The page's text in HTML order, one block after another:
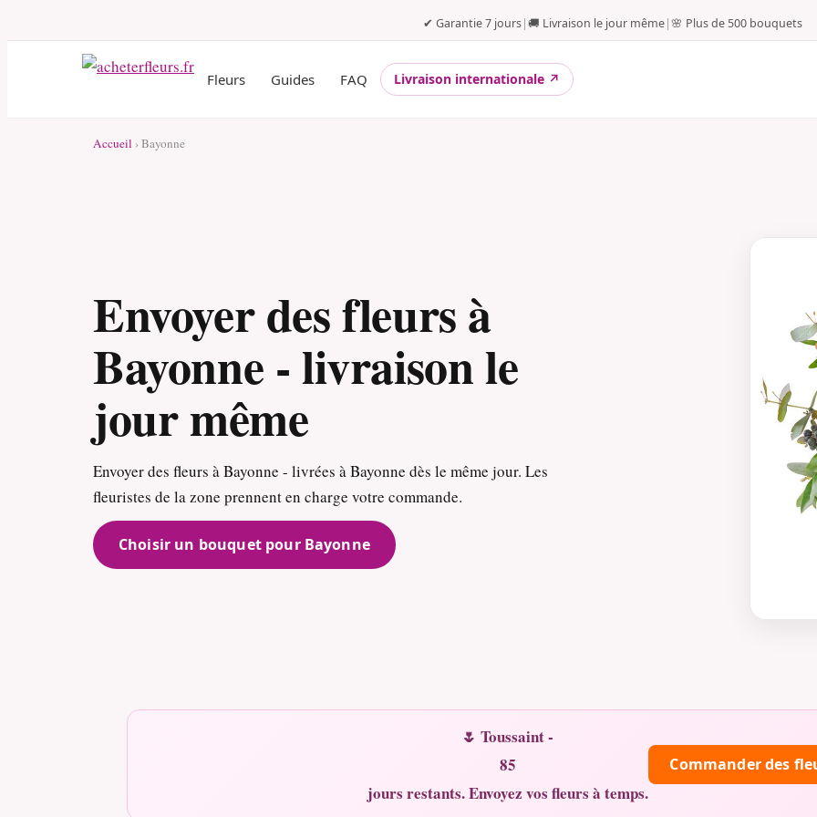
✔ Garantie 7 jours|🚚 Livraison le jour même|🌸 Plus de 500 bouquets
Fleurs Guides FAQ Livraison internationale ↗
Accueil › Bayonne
Envoyer des fleurs à
Bayonne - livraison le
jour même
Envoyer des fleurs à Bayonne - livrées à Bayonne dès le même jour. Les
fleuristes de la zone prennent en charge votre commande.
Choisir un bouquet pour Bayonne
🌷 Toussaint -
85
jours restants. Envoyez vos fleurs à temps.
Commander des